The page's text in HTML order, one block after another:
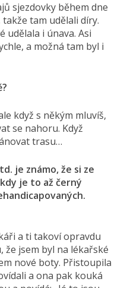
sjezdovky během dne
tam udělali díry.
udělala i únava. Asi
a možná tam byl i
když s někým mluvíš,
se nahoru. Když
trasu…
je známo, že si ze
je to až černý
a ti takoví opravdu
že jsem byl na lékařské
nové boty. Přistoupila
a ona pak kouká